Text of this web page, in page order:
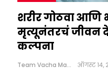
शरीर गोठवा आणि
मृत्यूनंतरचं जीवन
कल्पना
Team Vacha Marathi ऑगस्ट 14,